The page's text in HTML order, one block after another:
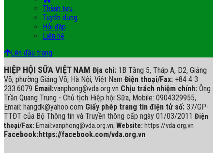
Thành tựu
Tuyển dụng
Hỏi đáp
Liên hệ
Lên đầu trang
HIỆP HỘI SỮA VIỆT NAM Địa chỉ: 1B Tầng 5, Tháp A, D2, Giảng
Võ, phường Giảng Võ, Hà Nội, Việt Nam Điện thoại/Fax: +84 4 3
233.6079 Email:vanphong@vda.org.vn Chịu trách nhiệm chính: Ông
Trần Quang Trung - Chủ tịch Hiệp hội Sữa, Mobile: 0904329955,
Email: hangdk@yahoo.com Giấy phép trang tin điện tử số: 37/GP-
TTĐT của Bộ Thông tin và Truyền thông cấp ngày 01/03/2011 Điện
thoại/Fax: Email:vanphong@vda.org.vn; Website: https://vda.org.vn
Facebook:https://facebook.com/vda.org.vn